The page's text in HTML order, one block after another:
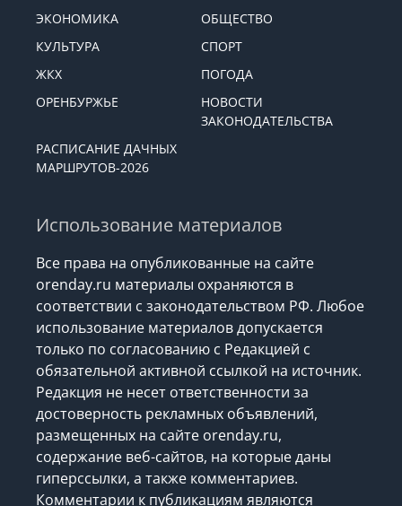
ЭКОНОМИКА
ОБЩЕСТВО
КУЛЬТУРА
СПОРТ
ЖКХ
ПОГОДА
ОРЕНБУРЖЬЕ
НОВОСТИ
ЗАКОНОДАТЕЛЬСТВА
РАСПИСАНИЕ ДАЧНЫХ
МАРШРУТОВ-2026
Использование материалов
Все права на опубликованные на сайте
orenday.ru материалы охраняются в
соответствии с законодательством РФ. Любое
использование материалов допускается
только по согласованию с Редакцией с
обязательной активной ссылкой на источник.
Редакция не несет ответственности за
достоверность рекламных объявлений,
размещенных на сайте orenday.ru,
содержание веб-сайтов, на которые даны
гиперссылки, а также комментариев.
Комментарии к публикациям являются